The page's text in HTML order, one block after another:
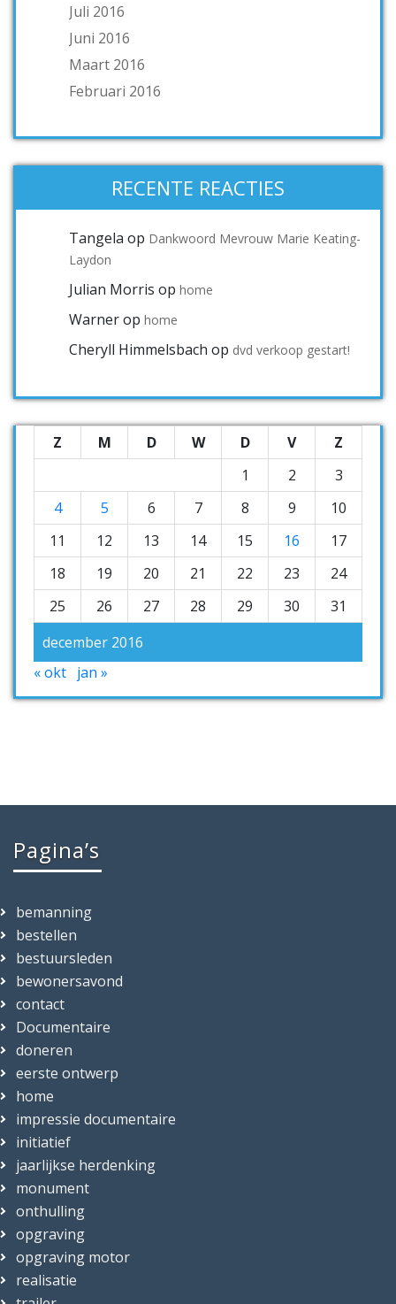
Juli 2016
Juni 2016
Maart 2016
Februari 2016
RECENTE REACTIES
Tangela op Dankwoord Mevrouw Marie Keating-
Laydon
Julian Morris op home
Warnerop home
Cheryll Himmelsbach op dvd verkoop gestart!
december 2016
Z M D W D V
Z
1
2
3
4
5 6 7 8 9
10
11
12 13 14 15 16
17
18
19 20 21 22 23
24
25
26 27 28 29 30 31
« okt jan »
Pagina’s
bemanning
bestellen
bestuursleden
bewonersavond
contact
Documentaire
doneren
eerste ontwerp
home
impressie documentaire
initiatief
jaarlijkse herdenking
monument
onthulling
opgraving
opgraving motor
realisatie